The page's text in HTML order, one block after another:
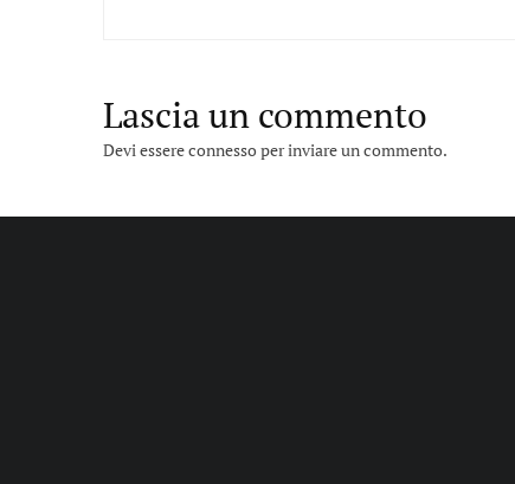
Lascia un commento
Devi essereconnessoper inviare un commento.